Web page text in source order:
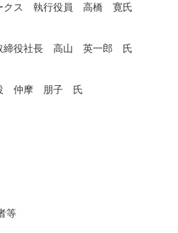
クス 執行役員 高橋 寛氏
締役社長 高山 英一郎 氏
役 仲摩 朋子 氏
等